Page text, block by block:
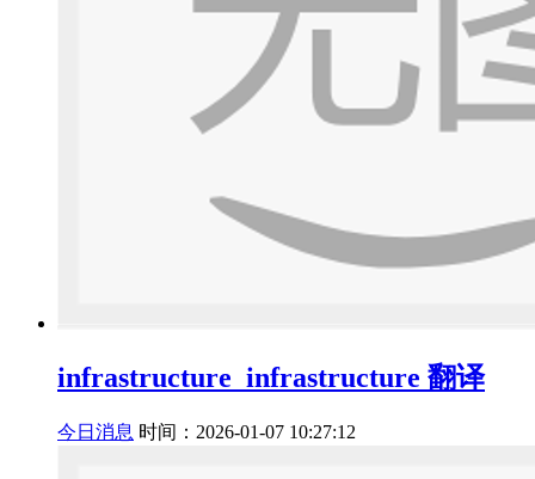
infrastructure_infrastructure 翻译
今日消息 时间：2026-01-07 10:27:12